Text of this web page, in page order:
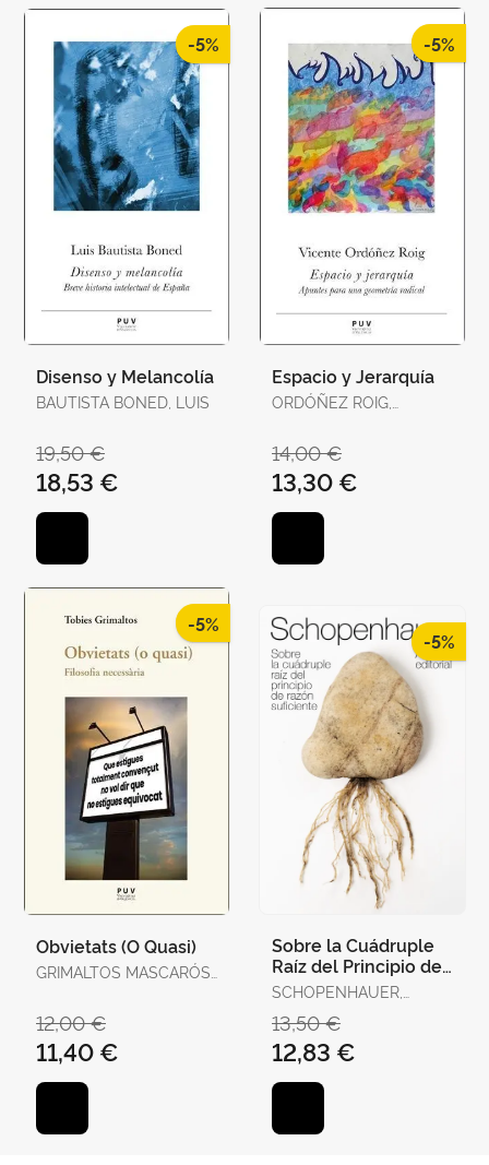
-5%
Disenso y Melancolía
BAUTISTA BONED, LUIS
19,50 €
18,53 €
-5%
Espacio y Jerarquía
ORDÓÑEZ ROIG,
14,00 €
13,30 €
-5%
Obvietats (O Quasi)
GRIMALTOS MASCARÓS,
12,00 €
11,40 €
-5%
Sobre la Cuádruple
Raíz del Principio de
Razón Suficiente
SCHOPENHAUER,
13,50 €
12,83 €